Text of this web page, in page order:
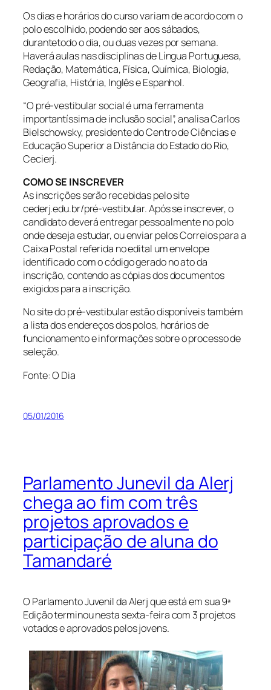
Os dias e horários do curso variam de acordo com o
polo escolhido, podendo ser aos sábados,
durantetodo o dia, ou duas vezes por semana.
Haverá aulas nas disciplinas de Língua Portuguesa,
Redação, Matemática, Física, Química, Biologia,
Geografia, História, Inglês e Espanhol.
“O pré-vestibular social é uma ferramenta
importantíssima de inclusão social”, analisa Carlos
Bielschowsky, presidente do Centro de Ciências e
Educação Superior a Distância do Estado do Rio,
Cecierj.
COMO SE INSCREVER
As inscrições serão recebidas pelo site
cederj.edu.br/pré-vestibular. Após se inscrever, o
candidato deverá entregar pessoalmente no polo
onde deseja estudar, ou enviar pelos Correios para a
Caixa Postal referida no edital um envelope
identificado com o código gerado no ato da
inscrição, contendo as cópias dos documentos
exigidos para a inscrição.
No site do pré-vestibular estão disponíveis também
a lista dos endereços dos polos, horários de
funcionamento e informações sobre o processo de
seleção.
Fonte: O Dia
05/01/2016
Parlamento Junevil da Alerj
chega ao fim com três
projetos aprovados e
participação de aluna do
Tamandaré
O Parlamento Juvenil da Alerj que está em sua 9ª
Edição terminou nesta sexta-feira com 3 projetos
votados e aprovados pelos jovens.